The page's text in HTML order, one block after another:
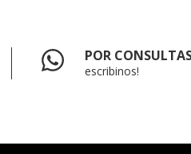
POR
escribinos!